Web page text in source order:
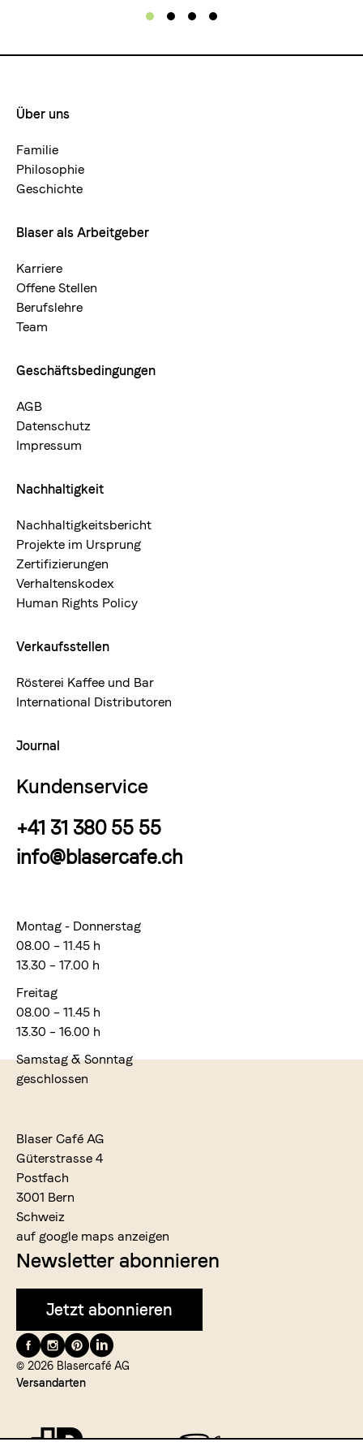
Footermenue-
neu
Über uns
Familie
Philosophie
Geschichte
Blaser als Arbeitgeber
Karriere
Offene Stellen
Berufslehre
Team
Geschäftsbedingungen
AGB
Datenschutz
Impressum
Nachhaltigkeit
Nachhaltigkeitsbericht
Projekte im Ursprung
Zertifizierungen
Verhaltenskodex
Human Rights Policy
Verkaufsstellen
Rösterei Kaffee und Bar
International Distributoren
Journal
Kundenservice
+41 31 380 55 55
info@blasercafe.ch
Montag - Donnerstag
08.00 – 11.45 h
13.30 – 17.00 h
Freitag
08.00 – 11.45 h
13.30 – 16.00 h
Samstag & Sonntag
geschlossen
Blaser Café AG
Güterstrasse 4
Postfach
3001 Bern
Schweiz
auf google maps anzeigen
Newsletter abonnieren
Jetzt abonnieren
Folge
uns
auf
© 2026 Blasercafé AG
Versandarten